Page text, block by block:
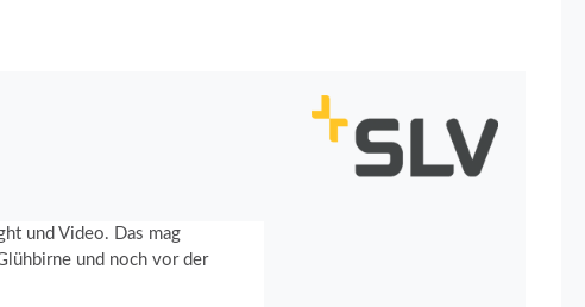
und Video. Das mag
und noch vor der